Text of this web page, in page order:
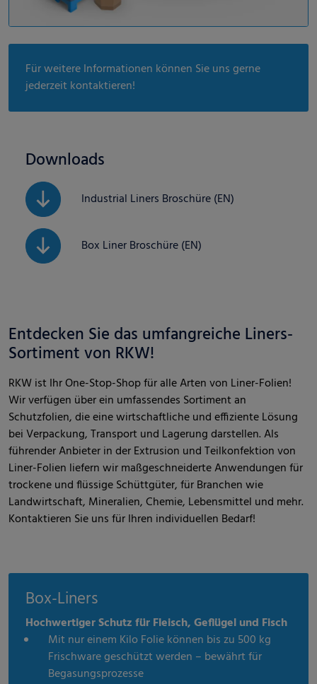
Für weitere Informationen können Sie uns gerne
jederzeit kontaktieren!
Downloads
Industrial Liners Broschüre (EN)
Box Liner Broschüre (EN)
Entdecken Sie das umfangreiche Liners-
Sortiment von RKW!
RKW ist Ihr One-Stop-Shop für alle Arten von Liner-Folien!
Wir verfügen über ein umfassendes Sortiment an
Schutzfolien, die eine wirtschaftliche und effiziente Lösung
bei Verpackung, Transport und Lagerung darstellen. Als
führender Anbieter in der Extrusion und Teilkonfektion von
Liner-Folien liefern wir maßgeschneiderte Anwendungen für
trockene und flüssige Schüttgüter, für Branchen wie
Landwirtschaft, Mineralien, Chemie, Lebensmittel und mehr.
Kontaktieren Sie uns für Ihren individuellen Bedarf!
Box-Liners
Hochwertiger Schutz für Fleisch, Geflügel und Fisch
Mit nur einem Kilo Folie können bis zu 500 kg
Frischware geschützt werden – bewährt für
Begasungsprozesse